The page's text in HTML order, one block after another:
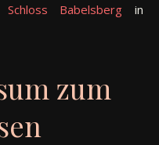
Schloss Babelsberg in
zum